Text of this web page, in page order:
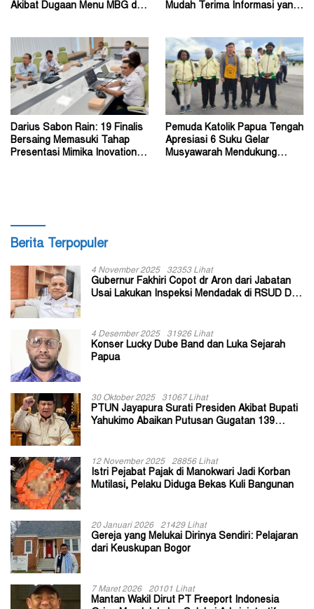
Akibat Dugaan Menu MBG di
Mudah Terima Informasi yang
Darius Sabon Rain: 19 Finalis
Bersaing Memasuki Tahap
Presentasi Mimika Inovation
Pemuda Katolik Papua Tengah
Apresiasi 6 Suku Gelar
Musyawarah Mendukung
Berita Terpopuler
4 November 2025 32353 Lihat
Gubernur Fakhiri Copot dr Aron dari Jabatan
Usai Lakukan Inspeksi Mendadak di RSUD Dok
4 Desember 2025 31926 Lihat
Konser Lucky Dube Band dan Luka Sejarah
Papua
30 Oktober 2025 31067 Lihat
PTUN Jayapura Surati Presiden Akibat Bupati
Yahukimo Abaikan Putusan Gugatan 139
12 November 2025 28856 Lihat
Istri Pejabat Pajak di Manokwari Jadi Korban
Mutilasi, Pelaku Diduga Bekas Kuli Bangunan
20 Januari 2026 21429 Lihat
Gereja yang Melukai Dirinya Sendiri: Pelajaran
dari Keuskupan Bogor
7 Maret 2026 20101 Lihat
Mantan Wakil Dirut PT Freeport Indonesia